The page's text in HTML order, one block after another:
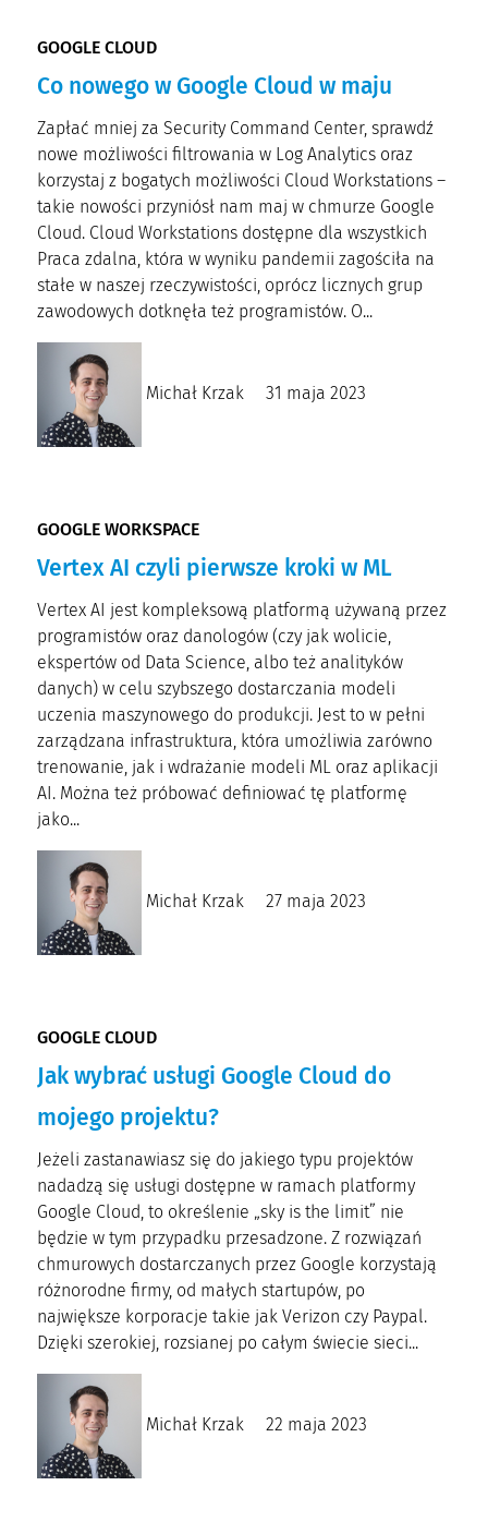
GOOGLE CLOUD
Co nowego w Google Cloud w maju
Zapłać mniej za Security Command Center, sprawdź
nowe możliwości filtrowania w Log Analytics oraz
korzystaj z bogatych możliwości Cloud Workstations –
takie nowości przyniósł nam maj w chmurze Google
Cloud. Cloud Workstations dostępne dla wszystkich
Praca zdalna, która w wyniku pandemii zagościła na
stałe w naszej rzeczywistości, oprócz licznych grup
zawodowych dotknęła też programistów. O...
Michał Krzak 31 maja 2023
GOOGLE WORKSPACE
Vertex AI czyli pierwsze kroki w ML
Vertex AI jest kompleksową platformą używaną przez
programistów oraz danologów (czy jak wolicie,
ekspertów od Data Science, albo też analityków
danych) w celu szybszego dostarczania modeli
uczenia maszynowego do produkcji. Jest to w pełni
zarządzana infrastruktura, która umożliwia zarówno
trenowanie, jak i wdrażanie modeli ML oraz aplikacji
AI. Można też próbować definiować tę platformę
jako...
Michał Krzak 27 maja 2023
GOOGLE CLOUD
Jak wybrać usługi Google Cloud do
mojego projektu?
Jeżeli zastanawiasz się do jakiego typu projektów
nadadzą się usługi dostępne w ramach platformy
Google Cloud, to określenie „sky is the limit” nie
będzie w tym przypadku przesadzone. Z rozwiązań
chmurowych dostarczanych przez Google korzystają
różnorodne firmy, od małych startupów, po
największe korporacje takie jak Verizon czy Paypal.
Dzięki szerokiej, rozsianej po całym świecie sieci...
Michał Krzak 22 maja 2023